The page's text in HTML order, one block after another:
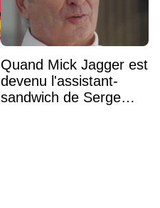
Quand Mick Jagger est
devenu l'assistant-
sandwich de Serge